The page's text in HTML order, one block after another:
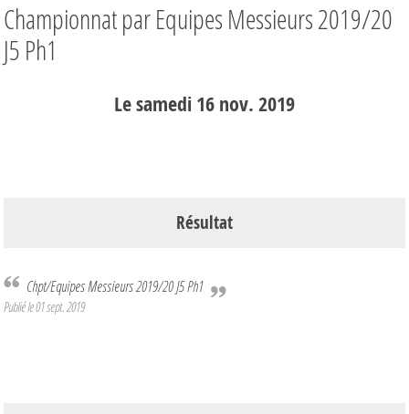
Championnat par Equipes Messieurs 2019/20
J5 Ph1
Lesamedi16nov.2019
Résultat
Chpt/Equipes Messieurs 2019/20 J5 Ph1
Publié le01 sept. 2019